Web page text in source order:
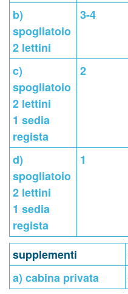
b)
spogliatoio
2 lettini
3-4
c)
spogliatoio
2 lettini
1 sedia
regista
2
d)
spogliatoio
2 lettini
1 sedia
regista
1
supplementi
a) cabina privata